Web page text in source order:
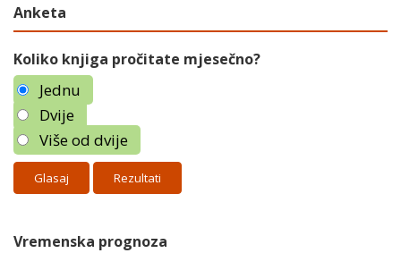
Anketa
Koliko knjiga pročitate mjesečno?
Jednu
Dvije
Više od dvije
Rezultati
Vremenska prognoza